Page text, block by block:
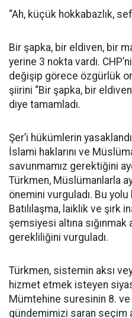
“Ah, küçük hokkabazlık,
Bir şapka, bir eldiven, bir
yerine 3 nokta vardı.
değişip görece özgürlük
şiirini “Bir şapka, bir
diye tamamladı.
Şer’i hükümlerin
İslami haklarını ve
savunmamız gerektiğini
Türkmen, Müslümanlarla
önemini vurguladı. Bu yolu
Batılılaşma, laiklik ve şirk
şemsiyesi altına
gerekliliğini vurguladı.
Türkmen, sistemin aksı
hizmet etmek isteyen
Mümtehine suresinin 8. ve
gündemimizi saran seçim